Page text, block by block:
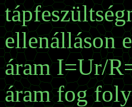
ellenálláson
áram I=Ur/
áram fog